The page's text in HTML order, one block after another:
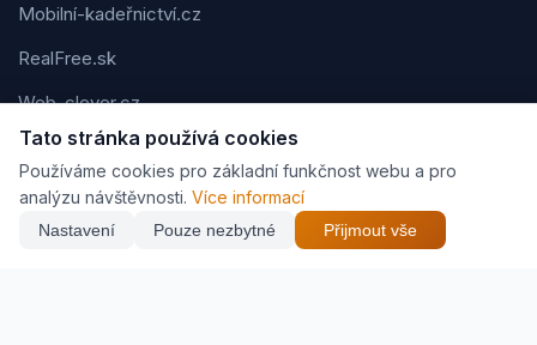
Mobilní-kadeřnictví.cz
RealFree.sk
Web-clever.cz
Kvízov.cz
Karavaning.net
CVčko.eu
Tato stránka používá cookies
Používáme cookies pro základní funkčnost webu a pro
analýzu návštěvnosti. Více informací
Nastavení Pouze nezbytné Přijmout vše